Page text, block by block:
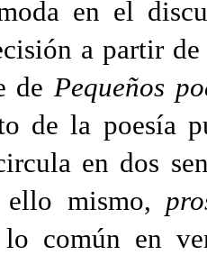
en el
a partir
de Pequeños
de la poesía
en dos
mismo,
lo común en